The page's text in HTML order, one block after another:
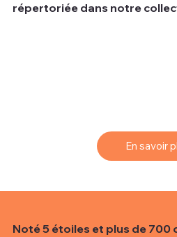
répertoriée dans notre
En savoir
Noté 5 étoiles et plus de 700